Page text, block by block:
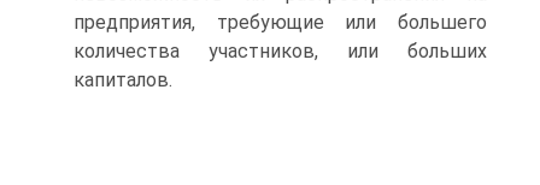
предприятия, требующие или большего
количества участников, или больших
капиталов.